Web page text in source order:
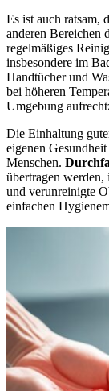
Es ist auch ratsam,
anderen Bereichen
regelmäßiges
insbesondere im
Handtücher und
bei höheren
Umgebung
Die Einhaltung
eigenen
Menschen.
übertragen werden,
und verunreinigte
einfachen